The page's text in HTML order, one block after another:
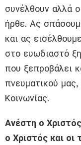
συνέλθουν αλλά
ήρθε. Ας
και ας
στο ευωδιαστό
που ξεπροβάλει
πνευματικού
Κοινωνίας.
Ανέστη ο
ο Χριστός και οι